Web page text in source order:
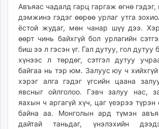
Авъяас чадалд гарц гаргаж өгнө гэдэг,
дэмжинэ гэдэг өөрөө урлаг утга
ёстой жудаг, мөн чанар шүү дээ.
өөрт чинь байхгүй бол урлагийн
биш ээ л гэсэн үг. Гал дутуу, гол дутуу
хүнээс л төрдөг, сэтгэл дутуу
байгаа нь тэр юм. Залуус юу ч хийхгүй
хэрэг алга гэдэг үгсийн цаана
явсныг ойлголоо. Гэвч залуу нас,
яахын ч аргагүй хүч, цаг үеэрээ
байна аа. Монголын ард түмэн
дайтай таньдаг, үнэлэхийн